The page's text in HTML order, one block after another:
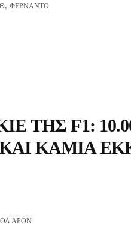
, ΦΕΡΝΆΝΤΟ
ΤΗΣ F1:
ΚΑΜΊΑ
ΆΡΟΝ